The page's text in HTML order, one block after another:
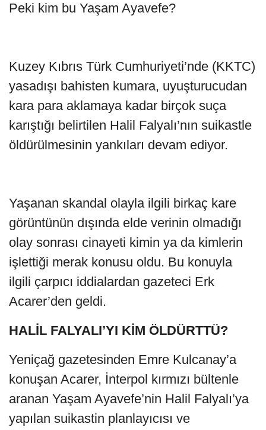
Peki kim bu Yaşam Ayavefe?
Kuzey Kıbrıs Türk Cumhuriyeti’nde (KKTC)
yasadışı bahisten kumara, uyuşturucudan
kara para aklamaya kadar birçok suça
karıştığı belirtilen Halil Falyalı’nın suikastle
öldürülmesinin yankıları devam ediyor.
Yaşanan skandal olayla ilgili birkaç kare
görüntünün dışında elde verinin olmadığı
olay sonrası cinayeti kimin ya da kimlerin
işlettiği merak konusu oldu. Bu konuyla
ilgili çarpıcı iddialardan gazeteci Erk
Acarer’den geldi.
HALİL FALYALI’YI KİM ÖLDÜRTTÜ?
Yeniçağ gazetesinden Emre Kulcanay’a
konuşan Acarer, İnterpol kırmızı bültenle
aranan Yaşam Ayavefe’nin Halil Falyalı’ya
yapılan suikastin planlayıcısı ve